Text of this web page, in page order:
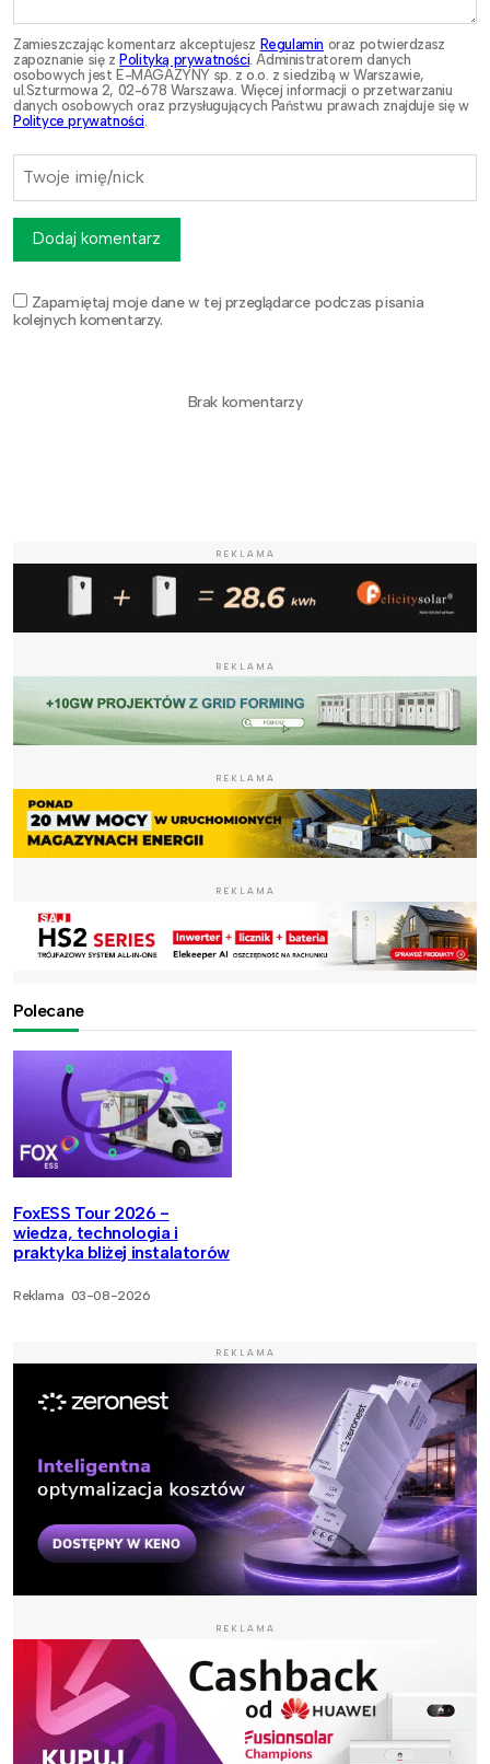
Zamieszczając komentarz akceptujesz Regulamin oraz potwierdzasz
zapoznanie się z Polityką prywatności. Administratorem danych
osobowych jest E-MAGAZYNY sp. z o.o. z siedzibą w Warszawie,
ul.Szturmowa 2, 02-678 Warszawa. Więcej informacji o przetwarzaniu
danych osobowych oraz przysługujących Państwu prawach znajduje się w
Polityce prywatności.
Zapamiętaj moje dane w tej przeglądarce podczas pisania
kolejnych komentarzy.
Dodaj komentarz
Brak komentarzy
REKLAMA
REKLAMA
REKLAMA
REKLAMA
Polecane
FoxESS Tour 2026 -
wiedza, technologia i
praktyka bliżej instalatorów
Reklama 03-08-2026
REKLAMA
REKLAMA